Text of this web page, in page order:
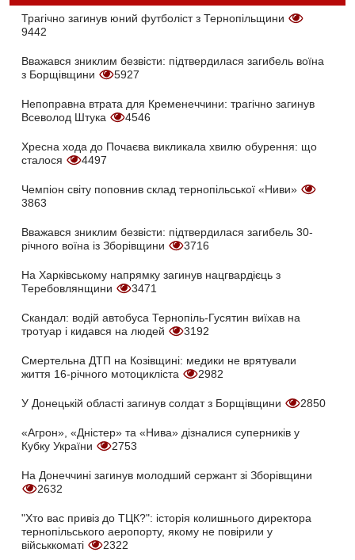
Трагічно загинув юний футболіст з Тернопільщини
9442
Вважався зниклим безвісти: підтвердилася загибель воїна
з Борщівщини
5927
Непоправна втрата для Кременеччини: трагічно загинув
Всеволод Штука
4546
Хресна хода до Почаєва викликала хвилю обурення: що
сталося
4497
Чемпіон світу поповнив склад тернопільської «Ниви»
3863
Вважався зниклим безвісти: підтвердилася загибель 30-
річного воїна із Зборівщини
3716
На Харківському напрямку загинув нацгвардієць з
Теребовлянщини
3471
Скандал: водій автобуса Тернопіль-Гусятин виїхав на
тротуар і кидався на людей
3192
Смертельна ДТП на Козівщині: медики не врятували
життя 16-річного мотоцикліста
2982
У Донецькій області загинув солдат з Борщівщини 2850
«Агрон», «Дністер» та «Нива» дізналися суперників у
Кубку України
2753
На Донеччині загинув молодший сержант зі Зборівщини
2632
"Хто вас привіз до ТЦК?": історія колишнього директора
тернопільського аеропорту, якому не повірили у
військкоматі
2322